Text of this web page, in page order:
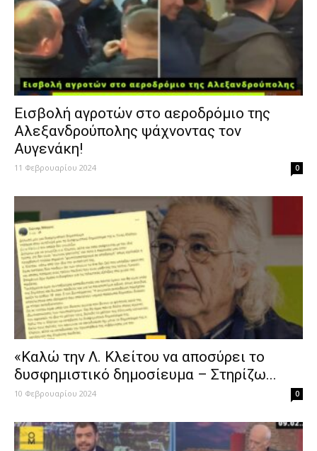
Εισβολή αγροτών στο αεροδρόμιο της
Αλεξανδρούπολης ψάχνοντας τον
Αυγενάκη!
11 Φεβρουαρίου 2024 0
«Καλώ την Λ. Κλείτου να αποσύρει το
δυσφημιστικό δημοσίευμα – Στηρίζω...
10 Φεβρουαρίου 2024 0